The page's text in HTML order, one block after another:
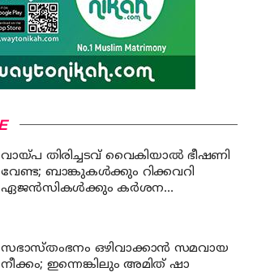
വായ്പ തിരിച്ചടവ് വൈകിയാൽ ഭീഷണി
വേണ്ട; ബാങ്കുകൾക്കും റിക്കവറി
ഏജൻസികൾക്കും കർശന
സഭാസ്തംഭനം ഒഴിവാക്കാൻ സമവായ
നീക്കം; ഇന്നെങ്കിലും അമിത് ഷാ